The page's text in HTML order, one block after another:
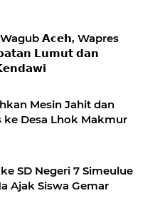
𝗔𝗰𝗲𝗵, Wapres
𝗟𝘂𝗺𝘂𝘁 𝗱𝗮𝗻
Mesin Jahit dan
ke Desa Lhok Makmur
SD Negeri 7 Simeulue
Ajak Siswa Gemar